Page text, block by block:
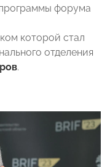
форума
которой стал
отделения
.